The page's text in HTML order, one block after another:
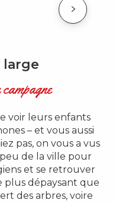
1300°C
large
voir leurs enfants
– et vous aussi
pas, on vous a vus
de la ville pour
et se retrouver
plus dépaysant que
des arbres, voire